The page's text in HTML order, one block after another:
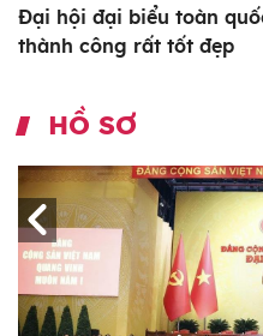
Đại hội đại biểu toàn
thành công rất tốt đẹp
HỒ SƠ